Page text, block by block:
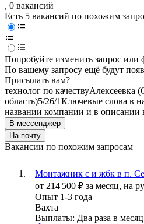
, 0 вакансий
Есть 5 вакансий по похожим
Попробуйте изменить запрос или
По вашему запросу ещё будут
Присылать вам?
технолог по качествуАлексеевка
область)5/26/1Ключевые слова в
названии компании и в описании
В мессенджер
На почту
Вакансии по похожим запросам
Монтажник с и жбк в п.
от 214 500 ₽ за месяц, на
Опыт 1-3 года
Вахта
Выплаты: Два раза в месяц